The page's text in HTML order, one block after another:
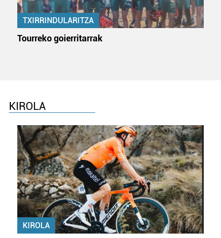
TXIRRINDULARITZA
Tourreko goierritarrak
KIROLA
KIROLA